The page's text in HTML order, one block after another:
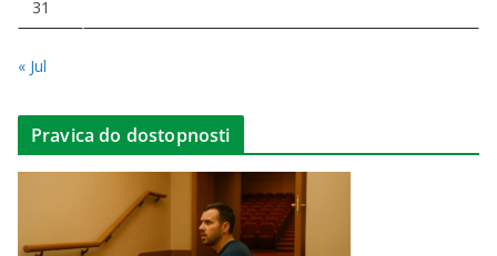
31
« Jul
Pravica do dostopnosti